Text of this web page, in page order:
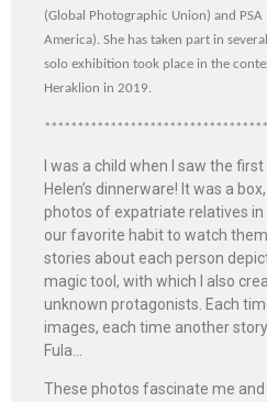
(Global Photographic Union) and
America). She has taken part in
solo exhibition took place in the
Heraklion in 2019.
I was a child when I saw the
Helen’s dinnerware! It was a
photos of expatriate relatives
our favorite habit to watch
stories about each person
magic tool, with which I also
unknown protagonists. Each
images, each time another
Fula…
These photos fascinate me